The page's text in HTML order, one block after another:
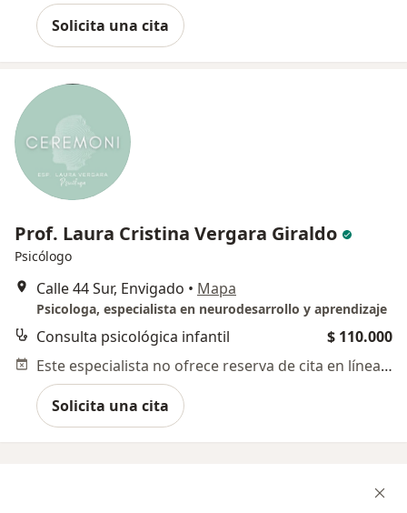
Solicita una cita
Prof. Laura Cristina Vergara Giraldo
Psicólogo
Calle 44 Sur, Envigado • Mapa
Psicologa, especialista en neurodesarrollo y aprendizaje
Consulta psicológica infantil
$ 110.000
Este especialista no ofrece reserva de cita en línea en esta dirección.
Solicita una cita